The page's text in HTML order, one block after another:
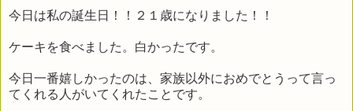
今日は私の誕生日！！２１歳になりました！！
ケーキを食べました。白かったです。
今日一番嬉しかったのは、家族以外におめでとうって言っ
てくれる人がいてくれたことです。